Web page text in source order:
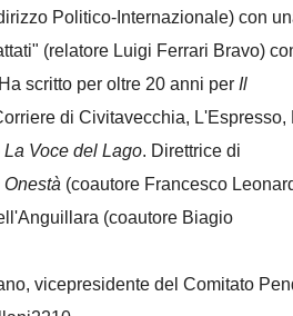
Politico-Internazionale) con
(relatore Luigi Ferrari Bravo)
scritto per oltre 20 anni per Il
di Civitavecchia, L'Espresso,
La Voce del Lago. Direttrice di
(coautore Francesco
(coautore Biagio
, vicepresidente del Comitato